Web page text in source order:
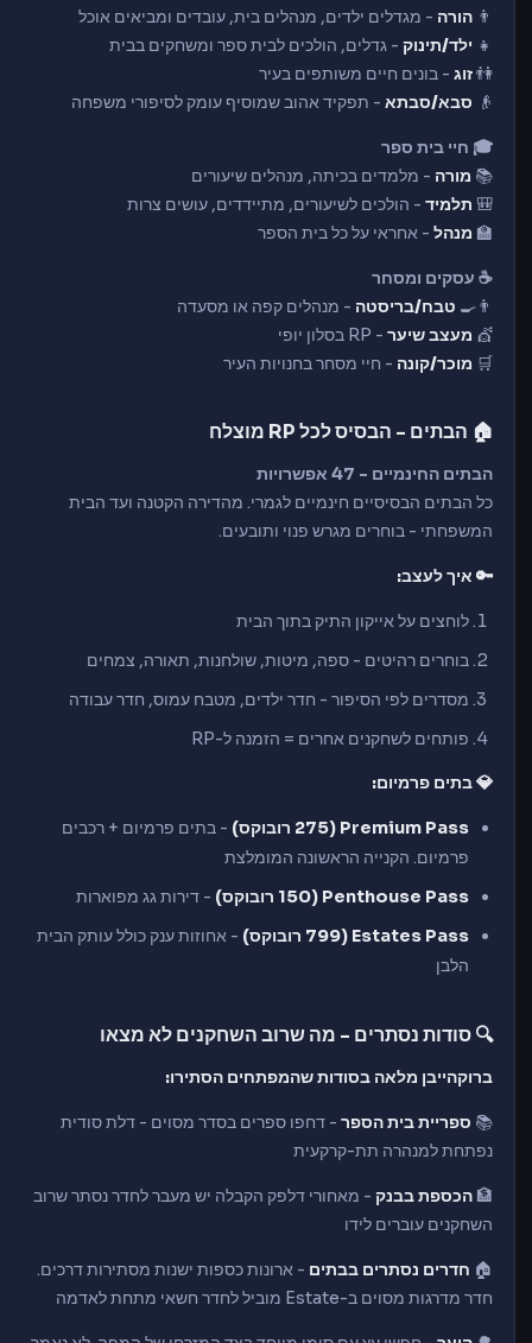
👨 הורה - מגדלים ילדים, מנהלים בית, עובדים ומביאים אוכל
👧 ילד/תינוק - גדלים, הולכים לבית ספר ומשחקים בבית
👫זוג - בונים חיים משותפים בעיר
👴 סבא/סבתא - תפקיד אהוב שמוסיף עומק לסיפורי משפחה
🎓 חיי בית ספר
📚 מורה - מלמדים בכיתה, מנהלים שיעורים
🎒 תלמיד - הולכים לשיעורים, מתיידדים, עושים צרות
🏫 מנהל - אחראי על כל בית הספר
☕ עסקים ומסחר
👨‍🍳 טבח/בריסטה - מנהלים קפה או מסעדה
💇 מעצב שיער - RP בסלון יופי
🛒 מוכר/קונה - חיי מסחר בחנויות העיר
🏠 הבתים - הבסיס לכל RP מוצלח
הבתים החינמיים - 47 אפשרויות
כל הבתים הבסיסיים חינמיים לגמרי. מהדירה הקטנה ועד הבית
המשפחתי - בוחרים מגרש פנוי ותובעים.
🔑 איך לעצב:
לוחצים על אייקון התיק בתוך הבית
בוחרים רהיטים - ספה, מיטות, שולחנות, תאורה, צמחים
מסדרים לפי הסיפור - חדר ילדים, מטבח עמוס, חדר עבודה
פותחים לשחקנים אחרים = הזמנה ל-RP
💎 בתים פרמיום:
Premium Pass (275 רובוקס)
- בתים פרמיום + רכבים
פרמיום. הקנייה הראשונה המומלצת
Penthouse Pass (150 רובוקס)
- דירות גג מפוארות
Estates Pass (799 רובוקס)
- אחוזות ענק כולל עותק הבית
הלבן
🔍 סודות נסתרים - מה שרוב השחקנים לא מצאו
ברוקהייבן מלאה בסודות שהמפתחים הסתירו:
📚 ספריית בית הספר - דחפו ספרים בסדר מסוים - דלת סודית
נפתחת למנהרה תת-קרקעית
🏦 הכספת בבנק - מאחורי דלפק הקבלה יש מעבר לחדר נסתר שרוב
השחקנים עוברים לידו
🏠 חדרים נסתרים בבתים - ארונות כספות ישנות מסתירות דרכים.
חדר מדרגות מסוים ב-Estate מוביל לחדר חשאי מתחת לאדמה